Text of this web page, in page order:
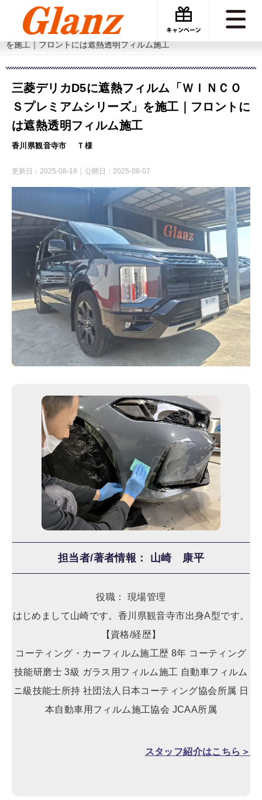
カーケアグランツ
施工事例
三菱デリカD5に遮熱フィルム「ＷＩＮＣＯＳプレミアムシリーズ」
を施工｜フロントには遮熱透明フィルム施工
三菱デリカD5に遮熱フィルム「ＷＩＮＣＯ
Ｓプレミアムシリーズ」を施工｜フロントに
は遮熱透明フィルム施工
香川県観音寺市 Ｔ様
更新日： 2025-08-18 公開日： 2025-08-07
担当者/著者情報： 山崎 康平
役職： 現場管理
はじめまして山崎です。香川県観音寺市出身A型です。
【資格/経歴】
コーティング・カーフィルム施工歴 8年 コーティング
技能研磨士 3級 ガラス用フィルム施工 自動車フィルム
ニ級技能士所持 社団法人日本コーティング協会所属 日
本自動車用フィルム施工協会 JCAA所属
スタッフ紹介はこちら＞